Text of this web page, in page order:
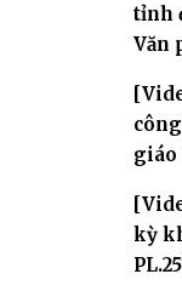
tỉnh
Văn
giáo
kỳ